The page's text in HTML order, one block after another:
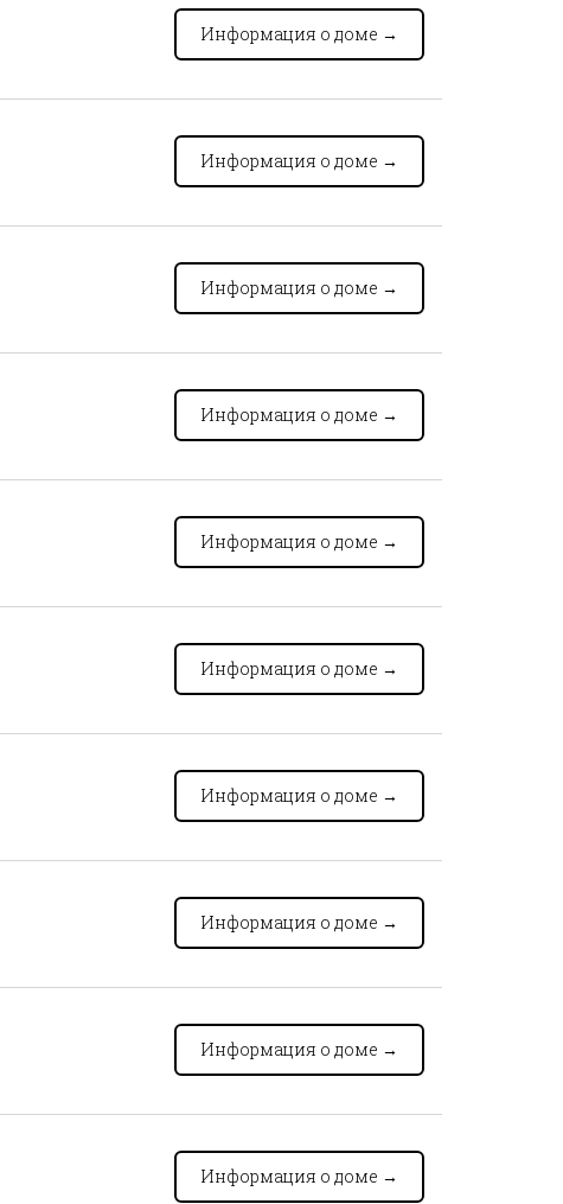
Информация о доме →
Информация о доме →
Информация о доме →
Информация о доме →
Информация о доме →
Информация о доме →
Информация о доме →
Информация о доме →
Информация о доме →
Информация о доме →